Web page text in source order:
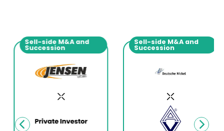
Sell-side M&A and
Succession
Sell-side M&A and
Succession